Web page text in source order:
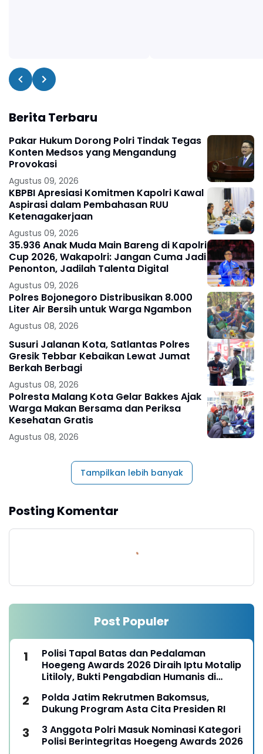
Berita Terbaru
Pakar Hukum Dorong Polri Tindak Tegas
Konten Medsos yang Mengandung
Provokasi
Agustus 09, 2026
KBPBI Apresiasi Komitmen Kapolri Kawal
Aspirasi dalam Pembahasan RUU
Ketenagakerjaan
Agustus 09, 2026
35.936 Anak Muda Main Bareng di Kapolri
Cup 2026, Wakapolri: Jangan Cuma Jadi
Penonton, Jadilah Talenta Digital
Agustus 09, 2026
Polres Bojonegoro Distribusikan 8.000
Liter Air Bersih untuk Warga Ngambon
Agustus 08, 2026
Susuri Jalanan Kota, Satlantas Polres
Gresik Tebbar Kebaikan Lewat Jumat
Berkah Berbagi
Agustus 08, 2026
Polresta Malang Kota Gelar Bakkes Ajak
Warga Makan Bersama dan Periksa
Kesehatan Gratis
Agustus 08, 2026
Tampilkan lebih banyak
Posting Komentar
Post Populer
Polisi Tapal Batas dan Pedalaman
Hoegeng Awards 2026 Diraih Iptu Motalip
Litiloly, Bukti Pengabdian Humanis di
Polda Jatim Rekrutmen Bakomsus,
Dukung Program Asta Cita Presiden RI
3 Anggota Polri Masuk Nominasi Kategori
Polisi Berintegritas Hoegeng Awards 2026